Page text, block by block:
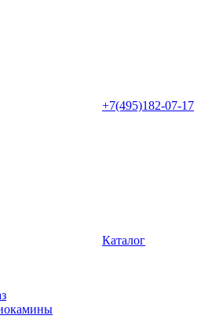
+7(495)182-07-17
Каталог